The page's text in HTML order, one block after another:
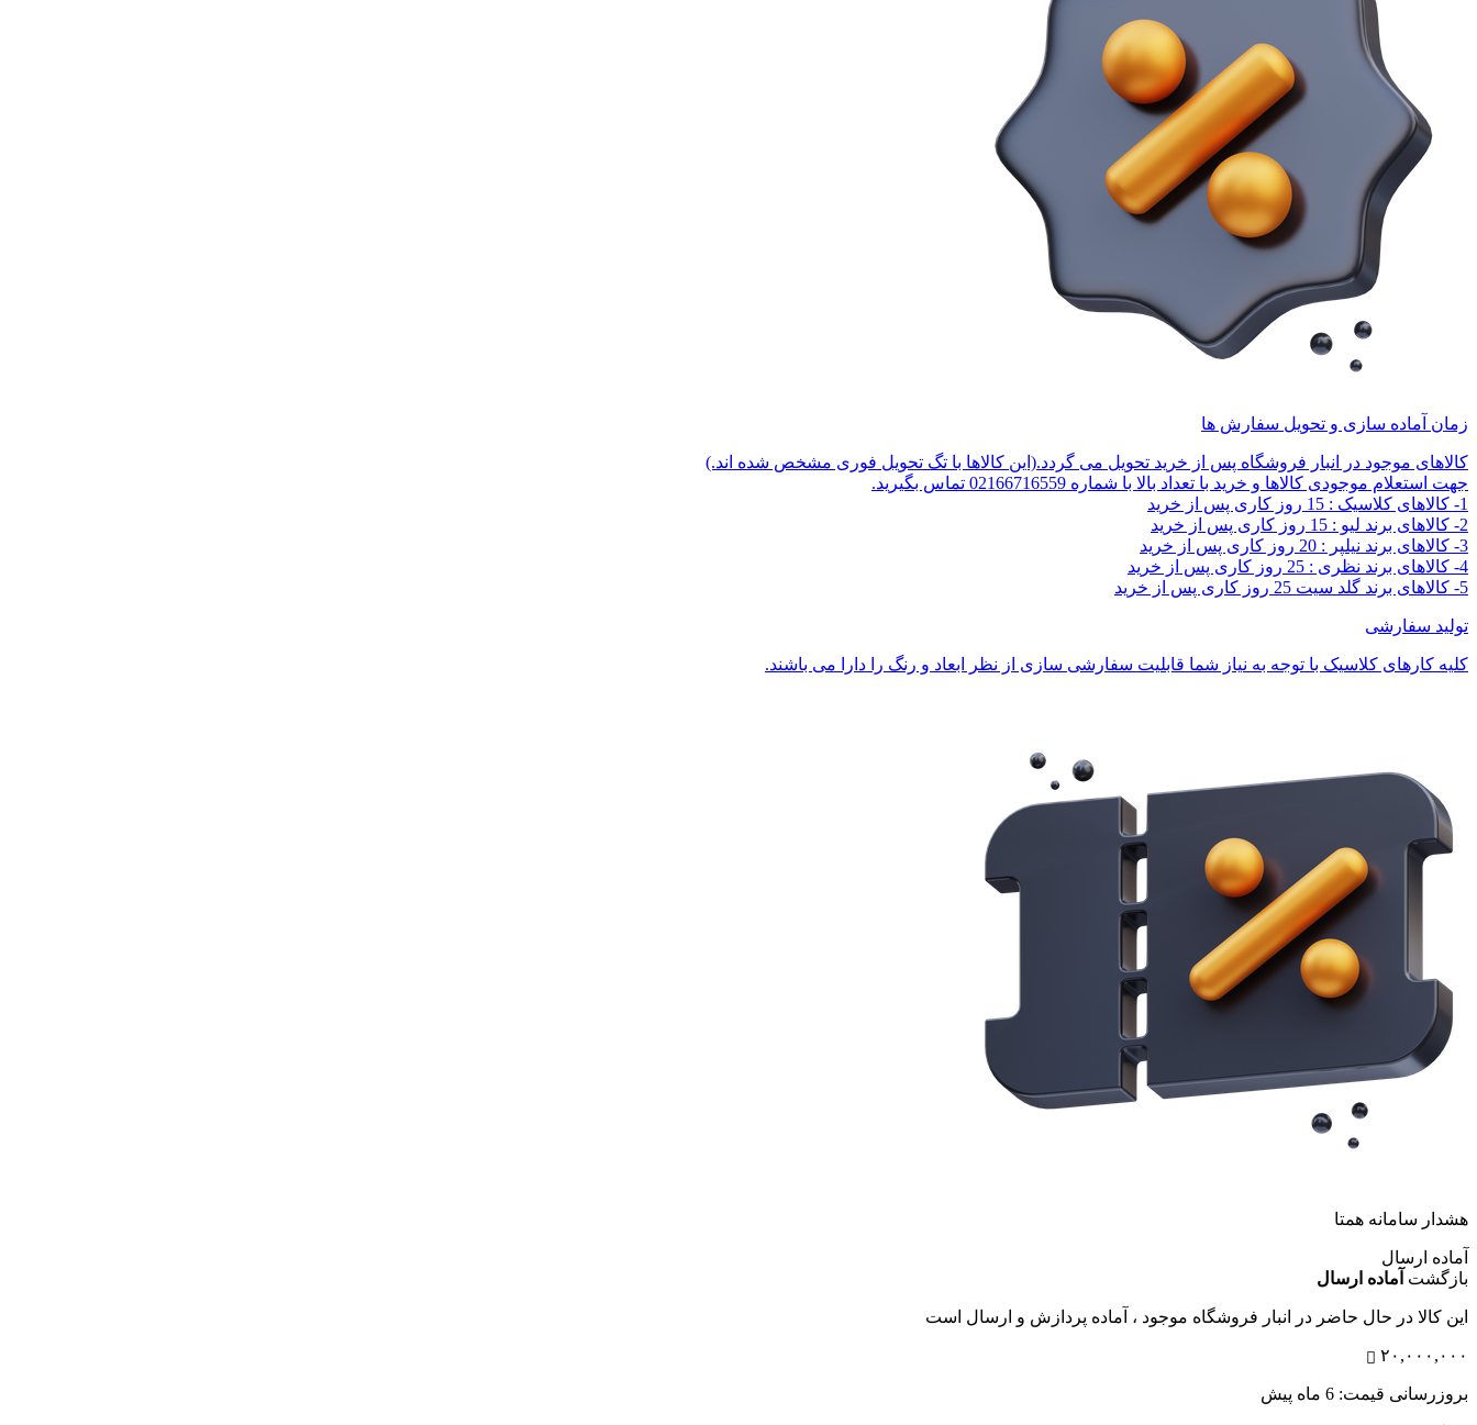
زمان آماده سازی و تحویل سفارش ها
کالاهای موجود در انبار فروشگاه پس از خرید تحویل می گردد.(این کالاها با تگ تحویل فوری مشخص شده اند.)
جهت استعلام موجودی کالاها و خرید با تعداد بالا با شماره 02166716559 تماس بگیرید.
1- کالاهای کلاسیک : 15 روز کاری پس از خرید
2- کالاهای برند لیو : 15 روز کاری پس از خرید
3- کالاهای برند نیلپر : 20 روز کاری پس از خرید
4- کالاهای برند نظری : 25 روز کاری پس از خرید
5- کالاهای برند گلد سیت 25 روز کاری پس از خرید
تولید سفارشی
کلیه کارهای کلاسیک با توجه به نیاز شما قابلیت سفارشی سازی از نظر ابعاد و رنگ را دارا می باشند.
هشدار سامانه همتا
آماده ارسال
بازگشت آماده ارسال
این کالا در حال حاضر در انبار فروشگاه موجود ، آماده پردازش و ارسال است
۲۰,۰۰۰,۰۰۰
بروزرسانی قیمت: 6 ماه پیش